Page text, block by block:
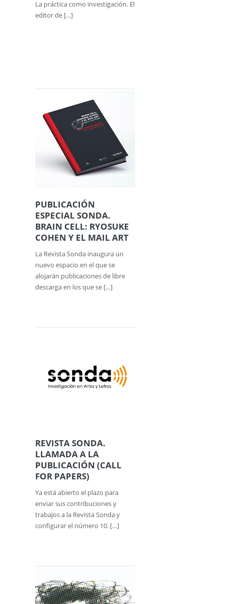
editor de […]
ESPECIAL SONDA.
BRAIN CELL: RYOSUKE
COHEN Y EL MAIL ART
nuevo espacio en el que se
alojarán publicaciones de libre
descarga en los que se […]
LLAMADA A LA
PUBLICACIÓN (CALL
FOR PAPERS)
Ya está abierto el plazo para
enviar sus contribuciones y
trabajos a la Revista Sonda y
configurar el número 10. […]